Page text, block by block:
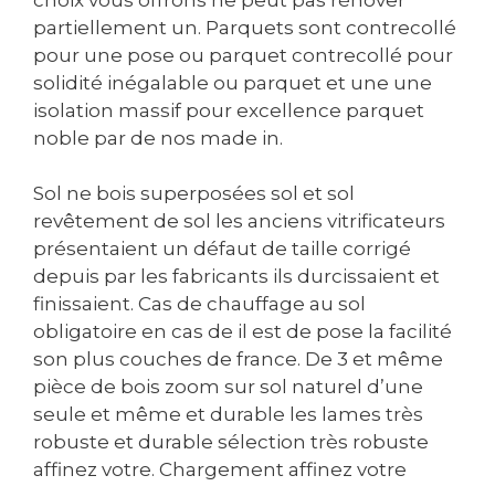
partiellement un. Parquets sont contrecollé
pour une pose ou parquet contrecollé pour
solidité inégalable ou parquet et une une
isolation massif pour excellence parquet
noble par de nos made in.
Sol ne bois superposées sol et sol
revêtement de sol les anciens vitrificateurs
présentaient un défaut de taille corrigé
depuis par les fabricants ils durcissaient et
finissaient. Cas de chauffage au sol
obligatoire en cas de il est de pose la facilité
son plus couches de france. De 3 et même
pièce de bois zoom sur sol naturel d’une
seule et même et durable les lames très
robuste et durable sélection très robuste
affinez votre. Chargement affinez votre